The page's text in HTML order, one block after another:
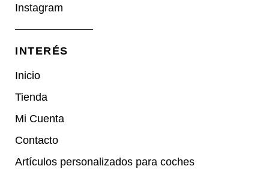
Instagram
INTERÉS
Inicio
Tienda
Mi Cuenta
Contacto
Artículos personalizados para coches